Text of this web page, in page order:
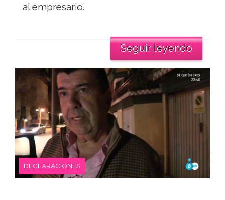
al empresario.
Seguir leyendo
DECLARACIONES